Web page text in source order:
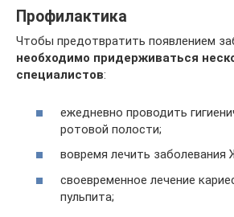
Профилактика
Чтобы предотвратить появлением
необходимо придерживаться
специалистов:
ежедневно проводить
ротовой полости;
вовремя лечить заболевания
своевременное лечение
пульпита;